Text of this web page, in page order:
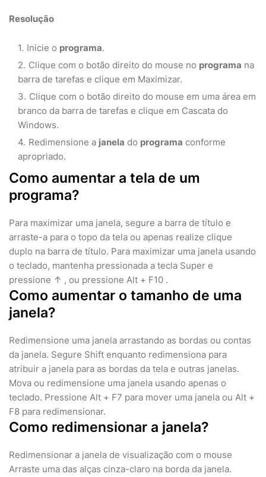
Resolução
Inicie o programa.
Clique com o botão direito do mouse no programa na
barra de tarefas e clique em Maximizar.
Clique com o botão direito do mouse em uma área em
branco da barra de tarefas e clique em Cascata do
Windows.
Redimensione a janela do programa conforme
apropriado.
Como aumentar a tela de um
programa?
Para maximizar uma janela, segure a barra de título e
arraste-a para o topo da tela ou apenas realize clique
duplo na barra de título. Para maximizar uma janela usando
o teclado, mantenha pressionada a tecla Super e
pressione ↑ , ou pressione Alt + F10 .
Como aumentar o tamanho de uma
janela?
Redimensione uma janela arrastando as bordas ou contas
da janela. Segure Shift enquanto redimensiona para
atribuir a janela para as bordas da tela e outras janelas.
Mova ou redimensione uma janela usando apenas o
teclado. Pressione Alt + F7 para mover uma janela ou Alt +
F8 para redimensionar.
Como redimensionar a janela?
Redimensionar a janela de visualização com o mouse
Arraste uma das alças cinza-claro na borda da janela.